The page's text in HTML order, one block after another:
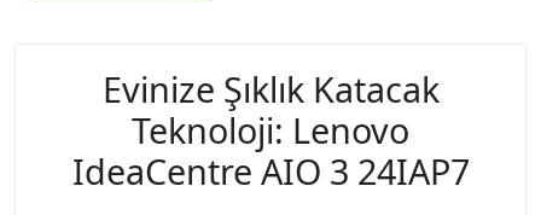
Evinize Şıklık Katacak
Teknoloji: Lenovo
IdeaCentre AIO 3 24IAP7